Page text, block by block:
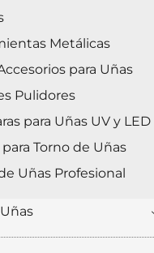
Metálicas
para Uñas
Pulidores
para Uñas UV y LED
para Torno de Uñas
Uñas Profesional